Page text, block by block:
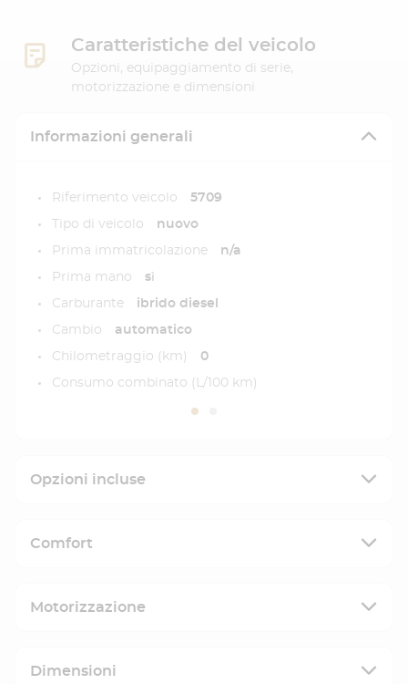
Caratteristiche del veicolo
Opzioni, equipaggiamento di serie,
motorizzazione e dimensioni
Informazioni generali
Riferimento veicolo 5709
Tipo di veicolo nuovo
Prima immatricolazione n/a
Prima mano sì
Carburante ibrido diesel
Cambio automatico
Chilometraggio (km) 0
Consumo combinato (L/100 km)
Opzioni incluse
Comfort
Motorizzazione
Dimensioni